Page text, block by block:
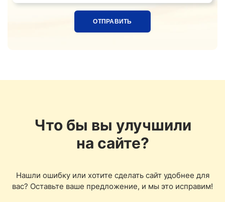
Что бы вы улучшили
на сайте?
Нашли ошибку или хотите сделать сайт удобнее для
вас? Оставьте ваше предложение, и мы это исправим!